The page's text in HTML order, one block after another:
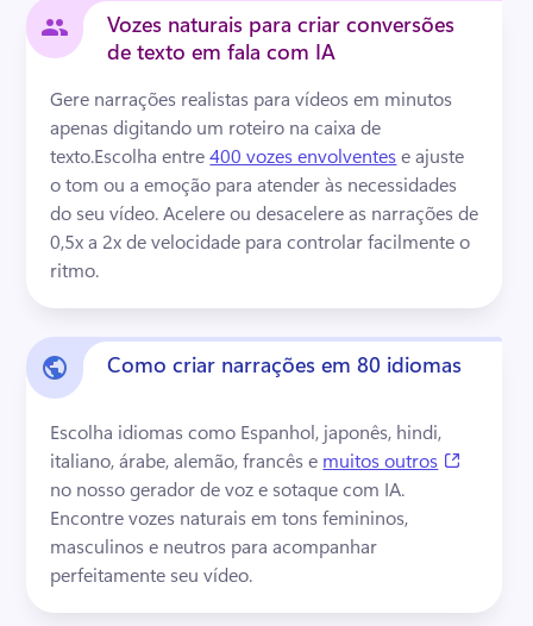
Vozes naturais para criar conversões
de texto em fala com IA
Gere narrações realistas para vídeos em minutos
apenas digitando um roteiro na caixa de
texto.Escolha entre 400 vozes envolventes e ajuste
o tom ou a emoção para atender às necessidades
do seu vídeo. Acelere ou desacelere as narrações de
0,5x a 2x de velocidade para controlar facilmente o
ritmo.
Como criar narrações em 80 idiomas
Escolha idiomas como Espanhol, japonês, hindi,
italiano, árabe, alemão, francês e muitos outros
Encontre vozes naturais em tons femininos,
masculinos e neutros para acompanhar
perfeitamente seu vídeo.